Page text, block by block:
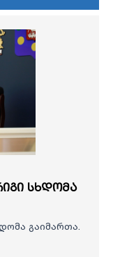
სხდომა
გაიმართა.